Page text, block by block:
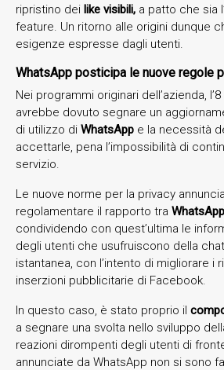
ripristino dei like visibili, a patto che sia
feature. Un ritorno alle origini dunque
esigenze espresse dagli utenti.
WhatsApp posticipa le nuove regole
Nei programmi originari dell’azienda,
avrebbe dovuto segnare un
di utilizzo di WhatsApp e la necessità
accettarle, pena l’impossibilità di
servizio.
Le nuove norme per la privacy
regolamentare il rapporto tra WhatsApp
condividendo con quest’ultima le
degli utenti che usufruiscono della
istantanea, con l’intento di migliorare i
inserzioni pubblicitarie di Facebook.
In questo caso, è stato proprio il
a segnare una svolta nello sviluppo
reazioni dirompenti degli utenti di
annunciate da WhatsApp non si sono